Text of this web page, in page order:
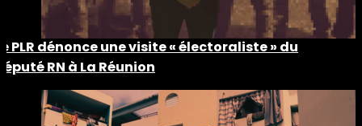
PLR dénonce une visite « électoraliste » du
RN à La Réunion